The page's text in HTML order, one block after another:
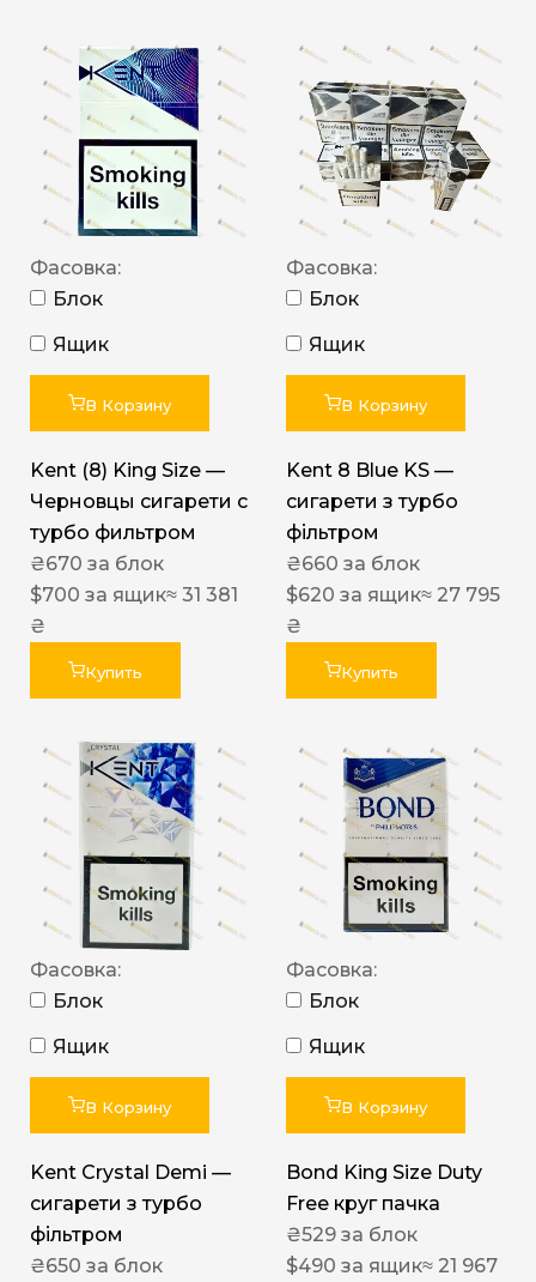
Фасовка:
Блок
Ящик
В Корзину
Kent (8) King Size —
Черновцы сигарети с
турбо фильтром
₴670 за блок
$700 за ящик≈ 31 381
₴
Купить
Фасовка:
Блок
Ящик
В Корзину
Kent 8 Blue KS —
сигарети з турбо
фільтром
₴660 за блок
$620 за ящик≈ 27 795
₴
Купить
Фасовка:
Блок
Ящик
В Корзину
Kent Crystal Demi —
сигарети з турбо
фільтром
₴650 за блок
Фасовка:
Блок
Ящик
В Корзину
Bond King Size Duty
Free круг пачка
₴529 за блок
$490 за ящик≈ 21 967